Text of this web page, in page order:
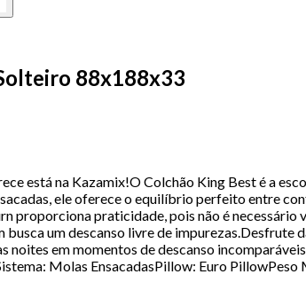
88x188x33
está na Kazamix!O Colchão King Best é a
ele oferece o equilíbrio perfeito entre
praticidade, pois não é necessário
um descanso livre de
noites em momentos de descanso
Molas EnsacadasPillow: Euro PillowPeso